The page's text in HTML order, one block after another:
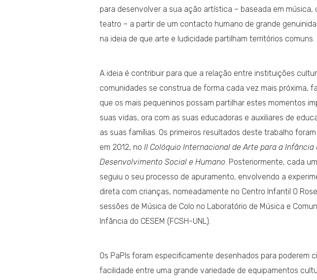
para desenvolver a sua ação artística – baseada em música,
teatro – a partir de um contacto humano de grande
na ideia de que arte e ludicidade partilham territórios comuns.
A ideia é contribuir para que a relação entre instituições
comunidades se construa de forma cada vez mais próxima,
que os mais pequeninos possam partilhar estes momentos
suas vidas, ora com as suas educadoras e auxiliares de
as suas famílias. Os primeiros resultados deste trabalho
em 2012, no II Colóquio Internacional de Arte para a Infância
Desenvolvimento Social e Humano. Posteriormente, cada
seguiu o seu processo de apuramento, envolvendo a
direta com crianças, nomeadamente no Centro Infantil O
sessões de Música de Colo no Laboratório de Música e
Infância do CESEM (FCSH-UNL).
Os PaPIs foram especificamente desenhados para poderem
facilidade entre uma grande variedade de equipamentos